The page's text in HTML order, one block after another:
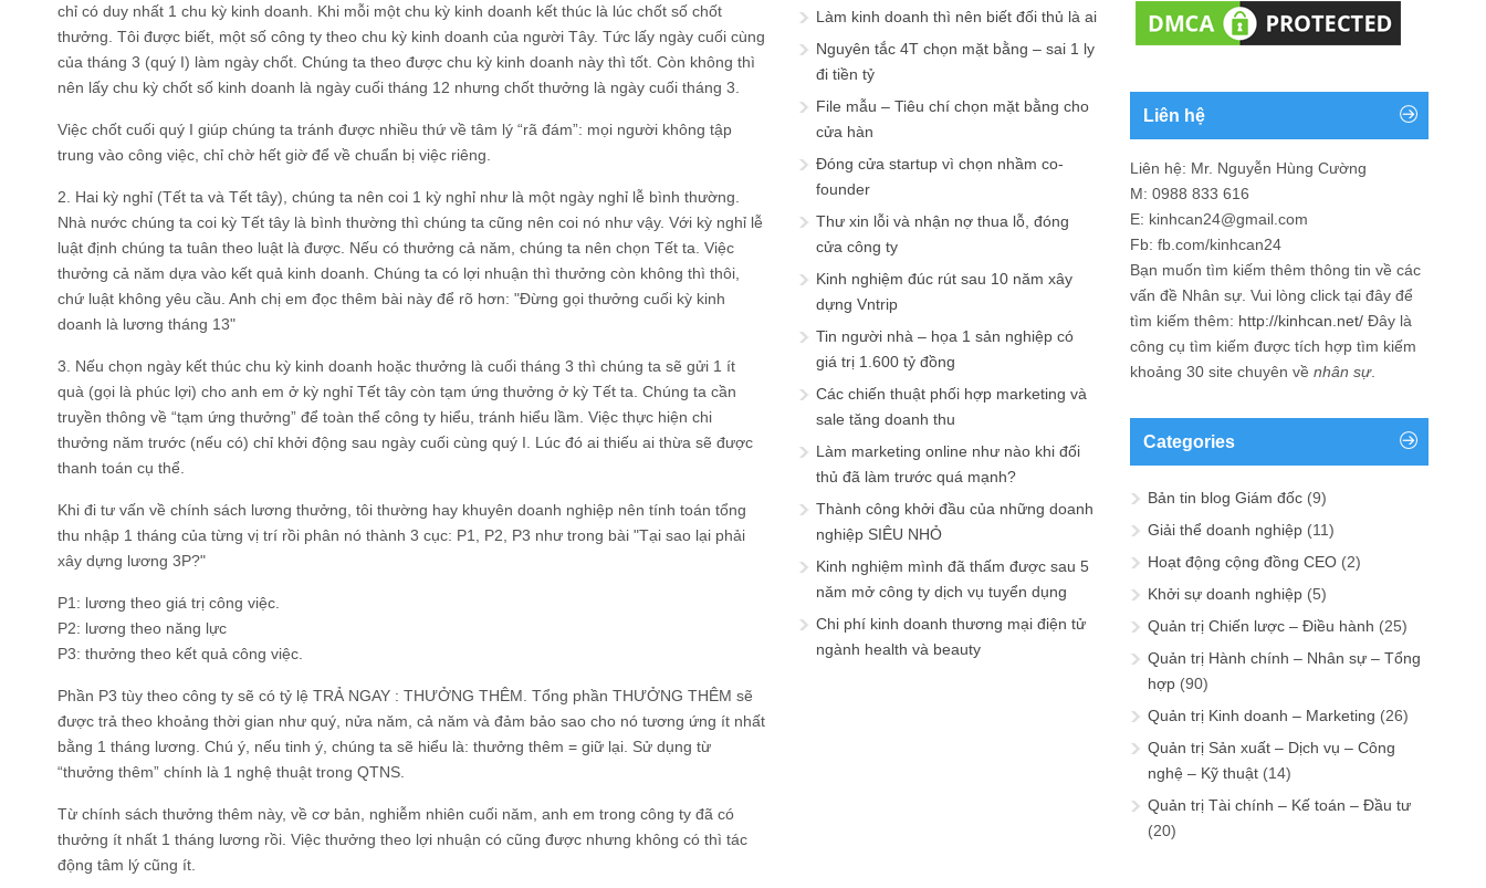
chỉ có duy nhất 1 chu kỳ kinh doanh. Khi mỗi một chu kỳ kinh doanh kết thúc là lúc chốt số chốt
thưởng. Tôi được biết, một số công ty theo chu kỳ kinh doanh của người Tây. Tức lấy ngày cuối cùng
của tháng 3 (quý I) làm ngày chốt. Chúng ta theo được chu kỳ kinh doanh này thì tốt. Còn không thì
nên lấy chu kỳ chốt số kinh doanh là ngày cuối tháng 12 nhưng chốt thưởng là ngày cuối tháng 3.
Việc chốt cuối quý I giúp chúng ta tránh được nhiều thứ về tâm lý “rã đám”: mọi người không tập
trung vào công việc, chỉ chờ hết giờ để về chuẩn bị việc riêng.
2. Hai kỳ nghỉ (Tết ta và Tết tây), chúng ta nên coi 1 kỳ nghỉ như là một ngày nghỉ lễ bình thường.
Nhà nước chúng ta coi kỳ Tết tây là bình thường thì chúng ta cũng nên coi nó như vậy. Với kỳ nghỉ lễ
luật định chúng ta tuân theo luật là được. Nếu có thưởng cả năm, chúng ta nên chọn Tết ta. Việc
thưởng cả năm dựa vào kết quả kinh doanh. Chúng ta có lợi nhuận thì thưởng còn không thì thôi,
chứ luật không yêu cầu. Anh chị em đọc thêm bài này để rõ hơn: "Đừng gọi thưởng cuối kỳ kinh
doanh là lương tháng 13"
3. Nếu chọn ngày kết thúc chu kỳ kinh doanh hoặc thưởng là cuối tháng 3 thì chúng ta sẽ gửi 1 ít
quà (gọi là phúc lợi) cho anh em ở kỳ nghỉ Tết tây còn tạm ứng thưởng ở kỳ Tết ta. Chúng ta cần
truyền thông về “tạm ứng thưởng” để toàn thể công ty hiểu, tránh hiểu lầm. Việc thực hiện chi
thưởng năm trước (nếu có) chỉ khởi động sau ngày cuối cùng quý I. Lúc đó ai thiếu ai thừa sẽ được
thanh toán cụ thể.
Khi đi tư vấn về chính sách lương thưởng, tôi thường hay khuyên doanh nghiệp nên tính toán tổng
thu nhập 1 tháng của từng vị trí rồi phân nó thành 3 cục: P1, P2, P3 như trong bài "Tại sao lại phải
xây dựng lương 3P?"
P1: lương theo giá trị công việc.
P2: lương theo năng lực
P3: thưởng theo kết quả công việc.
Phần P3 tùy theo công ty sẽ có tỷ lệ TRẢ NGAY : THƯỞNG THÊM. Tổng phần THƯỞNG THÊM sẽ
được trả theo khoảng thời gian như quý, nửa năm, cả năm và đảm bảo sao cho nó tương ứng ít nhất
bằng 1 tháng lương. Chú ý, nếu tinh ý, chúng ta sẽ hiểu là: thưởng thêm = giữ lại. Sử dụng từ
“thưởng thêm” chính là 1 nghệ thuật trong QTNS.
Từ chính sách thưởng thêm này, về cơ bản, nghiễm nhiên cuối năm, anh em trong công ty đã có
thưởng ít nhất 1 tháng lương rồi. Việc thưởng theo lợi nhuận có cũng được nhưng không có thì tác
động tâm lý cũng ít.
Làm kinh doanh thì nên biết đối thủ là ai
Nguyên tắc 4T chọn mặt bằng – sai 1 ly
đi tiền tỷ
File mẫu – Tiêu chí chọn mặt bằng cho
cửa hàn
Đóng cửa startup vì chọn nhầm co-
founder
Thư xin lỗi và nhận nợ thua lỗ, đóng
cửa công ty
Kinh nghiệm đúc rút sau 10 năm xây
dựng Vntrip
Tin người nhà – họa 1 sản nghiệp có
giá trị 1.600 tỷ đồng
Các chiến thuật phối hợp marketing và
sale tăng doanh thu
Làm marketing online như nào khi đối
thủ đã làm trước quá mạnh?
Thành công khởi đầu của những doanh
nghiệp SIÊU NHỎ
Kinh nghiệm mình đã thấm được sau 5
năm mở công ty dịch vụ tuyển dụng
Chi phí kinh doanh thương mại điện tử
ngành health và beauty
Liên hệ
Liên hệ: Mr. Nguyễn Hùng Cường
M: 0988 833 616
E: kinhcan24@gmail.com
Fb: fb.com/kinhcan24
Bạn muốn tìm kiếm thêm thông tin về các
vấn đề Nhân sự . Vui lòng click tại đây để
tìm kiếm thêm: http://kinhcan.net/ Đây là
công cụ tìm kiếm được tích hợp tìm kiếm
khoảng 30 site chuyên về nhân sự.
Categories
Bản tin blog Giám đốc (9)
Giải thể doanh nghiệp (11)
Hoạt động cộng đồng CEO (2)
Khởi sự doanh nghiệp (5)
Quản trị Chiến lược – Điều hành (25)
Quản trị Hành chính – Nhân sự – Tổng
hợp (90)
Quản trị Kinh doanh – Marketing (26)
Quản trị Sản xuất – Dịch vụ – Công
nghệ – Kỹ thuật (14)
Quản trị Tài chính – Kế toán – Đầu tư
(20)